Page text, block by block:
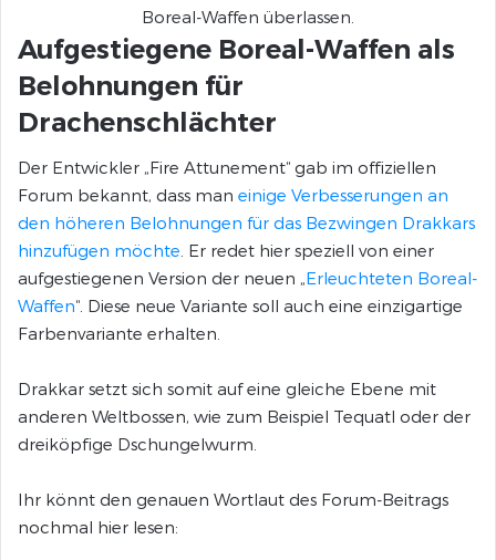
Boreal-Waffen überlassen.
Aufgestiegene Boreal-Waffen als
Belohnungen für
Drachenschlächter
Der Entwickler „Fire Attunement“ gab im offiziellen
Forum bekannt, dass man einige Verbesserungen an
den höheren Belohnungen für das Bezwingen Drakkars
hinzufügen möchte . Er redet hier speziell von einer
aufgestiegenen Version der neuen „Erleuchteten Boreal-
Waffen“. Diese neue Variante soll auch eine einzigartige
Farbenvariante erhalten.
Drakkar setzt sich somit auf eine gleiche Ebene mit
anderen Weltbossen, wie zum Beispiel Tequatl oder der
dreiköpfige Dschungelwurm.
Ihr könnt den genauen Wortlaut des Forum-Beitrags
nochmal hier lesen: